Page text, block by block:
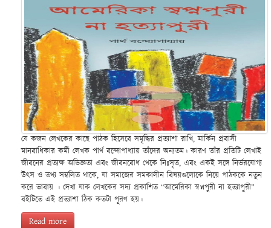
যে কজন লেখকের কাছে পাঠক হিসেবে সমৃদ্ধির প্রত্যাশা রাখি, মার্কিন প্রবাসী
মানবাধিকার কর্মী লেখক পার্থ বন্দোপাধ্যায় তাঁদের অন্যতম। কারণ তাঁর প্রতিটি লেখাই
জীবনের প্রত্যক্ষ অভিজ্ঞতা এবং জীবনবোধ থেকে নিঃসৃত, এবং একই সঙ্গে নির্ভরযোগ্য
উৎস ও তথ্য সম্বলিত থাকে, যা সমাজের সমকালীন বিষয়গুলোকে নিয়ে পাঠককে নতুন
করে ভাবায় । দেখা যাক লেখকের সদ্য প্রকাশিত “আমেরিকা স্বপ্নপুরী না হত্যাপুরী”
বইটিতে এই প্রত্যাশা ঠিক কতটা পূরণ হয়।
Read more